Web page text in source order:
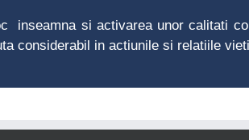
inseamna si activarea unor calitati
considerabil in actiunile si relatiile